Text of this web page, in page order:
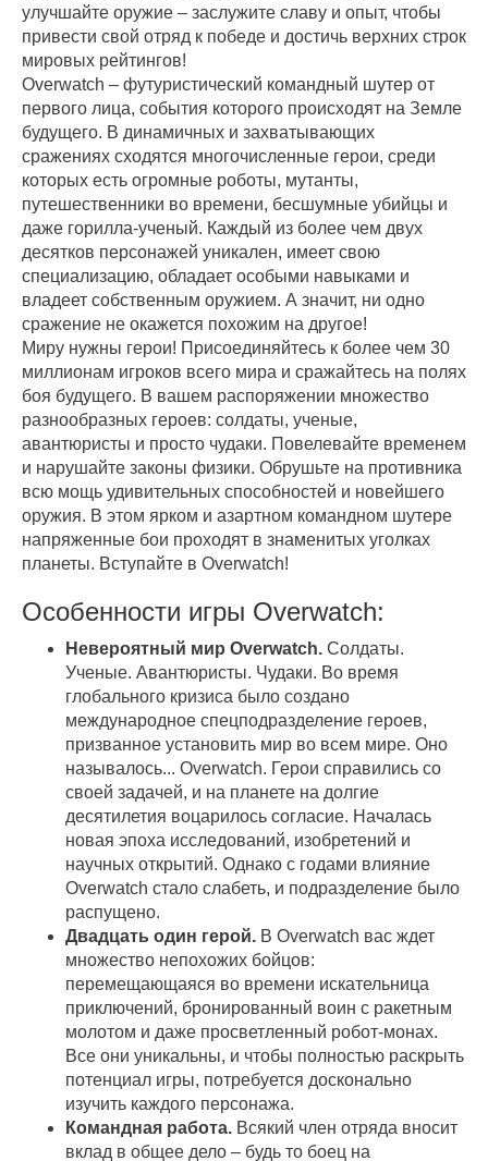
улучшайте оружие – заслужите славу и опыт, чтобы
привести свой отряд к победе и достичь верхних строк
мировых рейтингов!
Overwatch – футуристический командный шутер от
первого лица, события которого происходят на Земле
будущего. В динамичных и захватывающих
сражениях сходятся многочисленные герои, среди
которых есть огромные роботы, мутанты,
путешественники во времени, бесшумные убийцы и
даже горилла-ученый. Каждый из более чем двух
десятков персонажей уникален, имеет свою
специализацию, обладает особыми навыками и
владеет собственным оружием. А значит, ни одно
сражение не окажется похожим на другое!
Миру нужны герои! Присоединяйтесь к более чем 30
миллионам игроков всего мира и сражайтесь на полях
боя будущего. В вашем распоряжении множество
разнообразных героев: солдаты, ученые,
авантюристы и просто чудаки. Повелевайте временем
и нарушайте законы физики. Обрушьте на противника
всю мощь удивительных способностей и новейшего
оружия. В этом ярком и азартном командном шутере
напряженные бои проходят в знаменитых уголках
планеты. Вступайте в Overwatch!
Особенности игры Overwatch:
Невероятный мир Overwatch. Солдаты.
Ученые. Авантюристы. Чудаки. Во время
глобального кризиса было создано
международное спецподразделение героев,
призванное установить мир во всем мире. Оно
называлось... Overwatch. Герои справились со
своей задачей, и на планете на долгие
десятилетия воцарилось согласие. Началась
новая эпоха исследований, изобретений и
научных открытий. Однако с годами влияние
Overwatch стало слабеть, и подразделение было
распущено.
Двадцать один герой. В Overwatch вас ждет
множество непохожих бойцов:
перемещающаяся во времени искательница
приключений, бронированный воин с ракетным
молотом и даже просветленный робот-монах.
Все они уникальны, и чтобы полностью раскрыть
потенциал игры, потребуется досконально
изучить каждого персонажа.
Командная работа. Всякий член отряда вносит
вклад в общее дело – будь то боец на